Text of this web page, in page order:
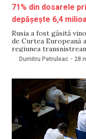
71% din dosarele
depășește 6,4
Rusia a fost găsită
de Curtea
regiunea
deciziile instanței,
Dumitru Petruleac - 28